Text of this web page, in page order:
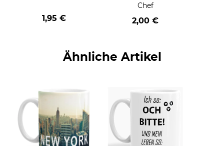
1,95 €
Chef
2,00 €
Ähnliche Artikel